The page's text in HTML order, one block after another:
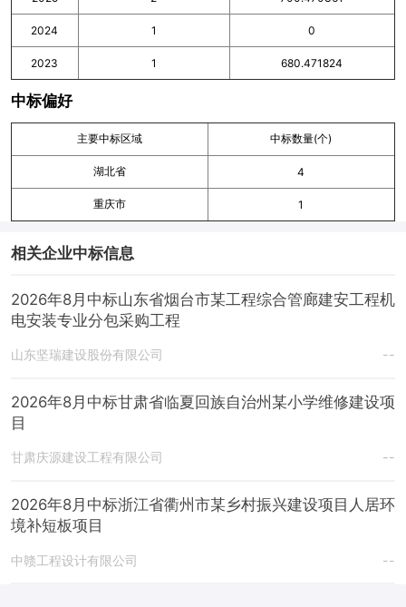
2024 1 0
2023 1 680.471824
中标偏好
主要中标区域 中标数量(个)
湖北省 4
重庆市 1
相关企业中标信息
2026年8月中标山东省烟台市某工程综合管廊建安工程机
电安装专业分包采购工程
山东坚瑞建设股份有限公司 --
2026年8月中标甘肃省临夏回族自治州某小学维修建设项
目
甘肃庆源建设工程有限公司 --
2026年8月中标浙江省衢州市某乡村振兴建设项目人居环
境补短板项目
中赣工程设计有限公司 --